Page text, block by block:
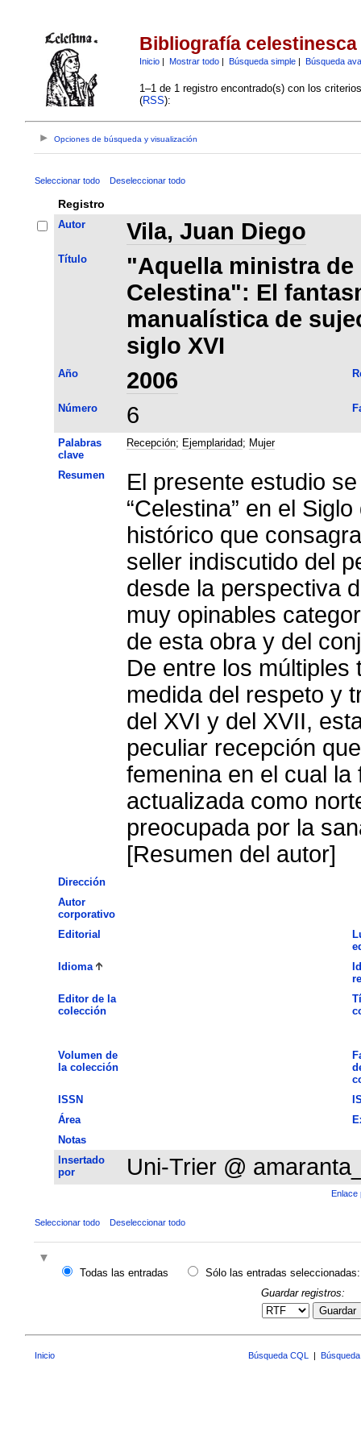
Bibliografía celestinesca
Inicio| Mostrar todo| Búsqueda simple| Búsqueda
1–1 de 1 registro encontrado(s) con los
(RSS):
Opciones de búsqueda y visualización
Seleccionar todo Deseleccionar todo
Registro
Autor Vila, Juan Diego
Título
"Aquella ministra de
Celestina": El
manualística de
siglo XVI
Año 2006
Número 6
Palabras
clave
Recepción; Ejemplaridad; Mujer
Resumen
El presente estudio
“Celestina” en el
histórico que
seller indiscutido del
desde la perspectiva
muy opinables
de esta obra y del
De entre los múltiples
medida del respeto y
del XVI y del XVII,
peculiar recepción
femenina en el cual
actualizada como
preocupada por la
[Resumen del autor]
Dirección
Autor
corporativo
Editorial
Idioma
Editor de la
colección
Volumen de
la colección
ISSN
Área
Notas
Insertado
por
Uni-Trier @
Enlace
Seleccionar todo Deseleccionar todo
Todas las entradas
Sólo las entradas seleccionadas:
Guardar registros:
Guardar
Inicio Búsqueda CQL